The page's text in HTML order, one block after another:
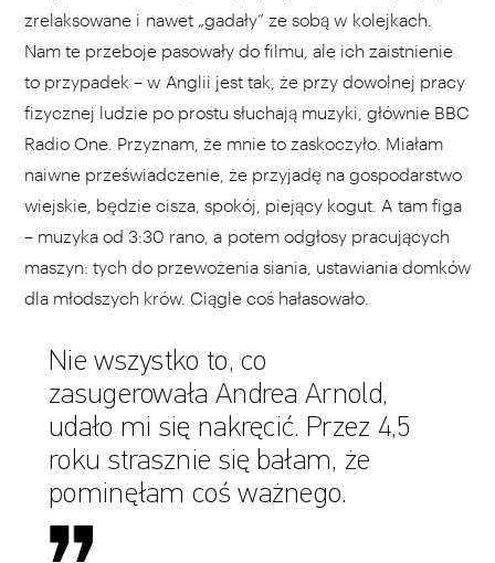
zrelaksowane i nawet „gadały” ze sobą w kolejkach.
Nam te przeboje pasowały do filmu, ale ich zaistnienie
to przypadek – w Anglii jest tak, że przy dowolnej pracy
fizycznej ludzie po prostu słuchają muzyki, głównie BBC
Radio One. Przyznam, że mnie to zaskoczyło. Miałam
naiwne przeświadczenie, że przyjadę na gospodarstwo
wiejskie, będzie cisza, spokój, piejący kogut. A tam figa
– muzyka od 3:30 rano, a potem odgłosy pracujących
maszyn: tych do przewożenia siania, ustawiania domków
dla młodszych krów. Ciągle coś hałasowało.
Nie wszystko to, co
zasugerowała Andrea Arnold,
udało mi się nakręcić. Przez 4,5
roku strasznie się bałam, że
pominęłam coś ważnego.